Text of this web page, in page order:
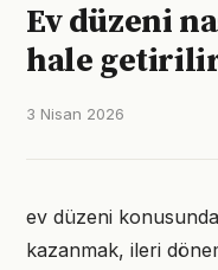
Ev düzeni
hale
3 Nisan 2026
ev düzeni
kazanmak, ileri